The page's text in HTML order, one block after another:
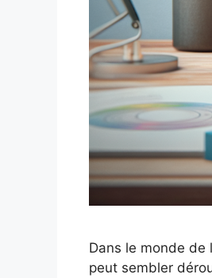
Dans le monde de
peut sembler